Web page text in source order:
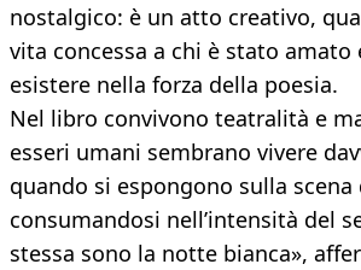
nostalgico: è un atto creativo,
vita concessa a chi è stato amato
esistere nella forza della poesia.
Nel libro convivono teatralità e
esseri umani sembrano vivere
quando si espongono sulla scena
consumandosi nell’intensità del
stessa sono la notte bianca»,